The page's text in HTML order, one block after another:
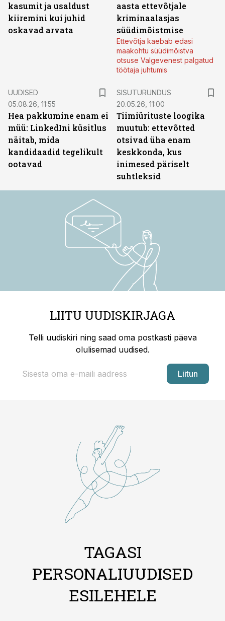
kasumit ja usaldust
kiiremini kui juhid
oskavad arvata
aasta ettevõtjale
kriminaalasjas
süüdimõistmise
Ettevõtja kaebab edasi
maakohtu süüdimõistva
otsuse Valgevenest palgatud
töötaja juhtumis
UUDISED
05.08.26, 11:55
Hea pakkumine enam ei
müü: LinkedIni küsitlus
näitab, mida
kandidaadid tegelikult
ootavad
SISUTURUNDUS
20.05.26, 11:00
Tiimiürituste loogika
muutub: ettevõtted
otsivad üha enam
keskkonda, kus
inimesed päriselt
suhtleksid
LIITU UUDISKIRJAGA
Telli uudiskiri ning saad oma postkasti päeva
olulisemad uudised.
Liitun
TAGASI
PERSONALIUUDISED
ESILEHELE